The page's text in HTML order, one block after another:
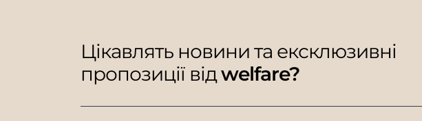
Цікавлять новини та ексклюзивні
пропозиції відwelfare?